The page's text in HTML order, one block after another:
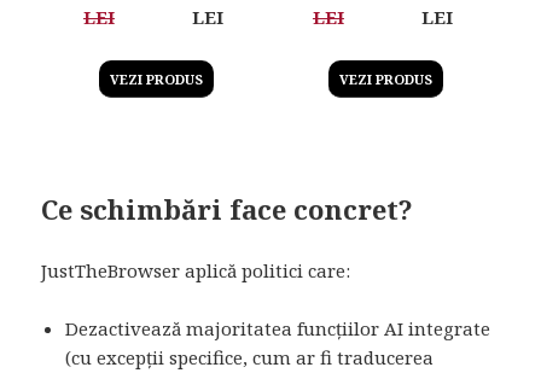
LEI
LEI
VEZI PRODUS
LEI
LEI
VEZI PRODUS
Ce schimbări face concret?
JustTheBrowser aplică politici care:
Dezactivează majoritatea funcțiilor AI integrate
(cu excepții specifice, cum ar fi traducerea